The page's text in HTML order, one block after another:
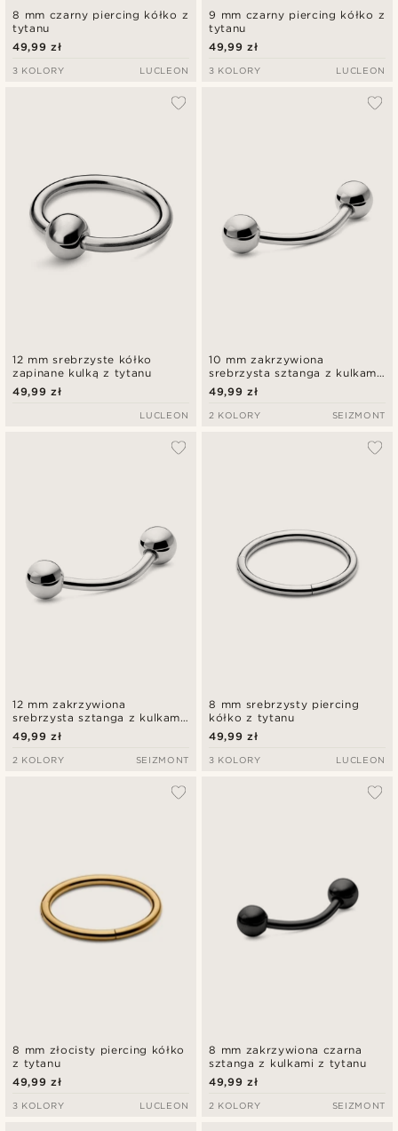
8 mm czarny piercing kółko z
tytanu
49,99 zł
3 KOLORY LUCLEON
9 mm czarny piercing kółko z
tytanu
49,99 zł
3 KOLORY LUCLEON
12 mm srebrzyste kółko
zapinane kulką z tytanu
49,99 zł
LUCLEON
10 mm zakrzywiona
srebrzysta sztanga z kulkami
z tytanu
49,99 zł
2 KOLORY SEIZMONT
12 mm zakrzywiona
srebrzysta sztanga z kulkami
z tytanu
49,99 zł
2 KOLORY SEIZMONT
8 mm srebrzysty piercing
kółko z tytanu
49,99 zł
3 KOLORY LUCLEON
8 mm złocisty piercing kółko
z tytanu
49,99 zł
3 KOLORY LUCLEON
8 mm zakrzywiona czarna
sztanga z kulkami z tytanu
49,99 zł
2 KOLORY SEIZMONT